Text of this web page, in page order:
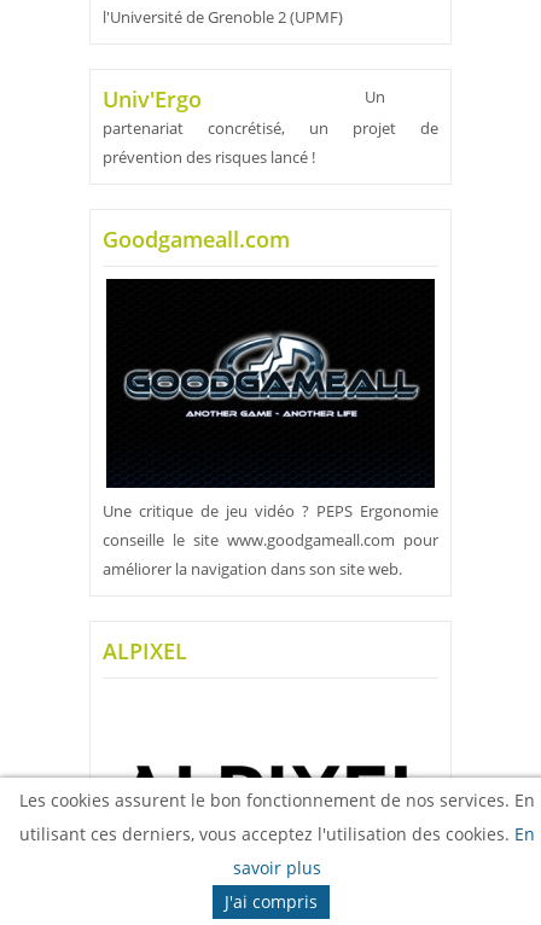
l'Université de Grenoble 2 (UPMF)
Univ'Ergo
Un
partenariat concrétisé, un projet de
prévention des risques lancé !
Goodgameall.com
Une critique de jeu vidéo ? PEPS Ergonomie
conseille le site www.goodgameall.com pour
améliorer la navigation dans son site web.
ALPIXEL
Les cookies assurent le bon fonctionnement de nos services. En
utilisant ces derniers, vous acceptez l'utilisation des cookies. En
savoir plus
J'ai compris